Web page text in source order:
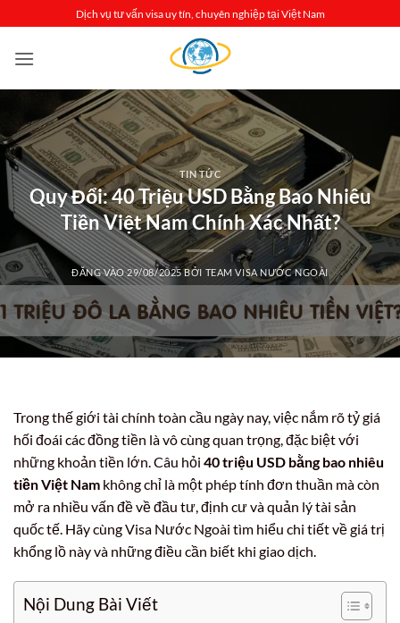
qua
nội
Dịch vụ tư vấn visa uy tín, chuyên nghiệp tại Việt Nam
TIN TỨC
Quy Đổi: 40 Triệu USD Bằng Bao Nhiêu
Tiền Việt Nam Chính Xác Nhất?
ĐĂNG VÀO29/08/2025BỞI TEAM VISA NƯỚC NGOÀI
Trong thế giới tài chính toàn cầu ngày nay, việc nắm rõ tỷ giá
hối đoái các đồng tiền là vô cùng quan trọng, đặc biệt với
những khoản tiền lớn. Câu hỏi 40 triệu USD bằng bao nhiêu
tiền Việt Nam không chỉ là một phép tính đơn thuần mà còn
mở ra nhiều vấn đề về đầu tư, định cư và quản lý tài sản
quốc tế. Hãy cùng Visa Nước Ngoài tìm hiểu chi tiết về giá trị
khổng lồ này và những điều cần biết khi giao dịch.
Nội Dung Bài Viết